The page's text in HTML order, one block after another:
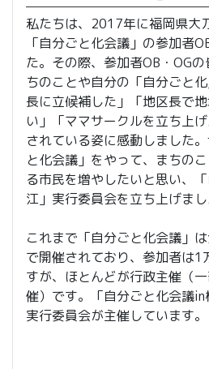
私たちは、2017年に福岡県大
「自分ごと化会議」の参加者
た。その際、参加者OB・OG
ちのことや自分の「自分ごと
長に立候補した」「地区長で
い」「ママサークルを立ち上
されている姿に感動しました
と化会議」をやって、まちの
る市民を増やしたいと思い、
江」実行委員会を立ち上げまし
これまで「自分ごと化会議」
で開催されており、参加者は1
すが、ほとんどが行政主催（
催）です。「自分ごと化会議
実行委員会が主催しています。